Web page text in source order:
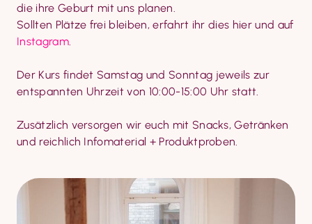
die ihre Geburt mit uns planen.
Instagram.
Der Kurs findet Samstag und Sonntag jeweils zur
entspannten Uhrzeit von 10:00-15:00 Uhr statt.
Zusätzlich versorgen wir euch mit Snacks, Getränken
und reichlich Infomaterial + Produktproben.